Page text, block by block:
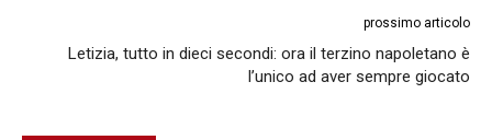
prossimo articolo
Letizia, tutto in dieci secondi: ora il terzino napoletano è
l’unico ad aver sempre giocato